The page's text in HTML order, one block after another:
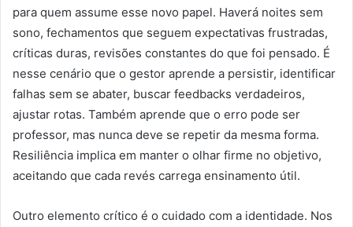
para quem assume esse novo papel. Haverá noites sem
sono, fechamentos que seguem expectativas frustradas,
críticas duras, revisões constantes do que foi pensado. É
nesse cenário que o gestor aprende a persistir, identificar
falhas sem se abater, buscar feedbacks verdadeiros,
ajustar rotas. Também aprende que o erro pode ser
professor, mas nunca deve se repetir da mesma forma.
Resiliência implica em manter o olhar firme no objetivo,
aceitando que cada revés carrega ensinamento útil.
Outro elemento crítico é o cuidado com a identidade. Nos